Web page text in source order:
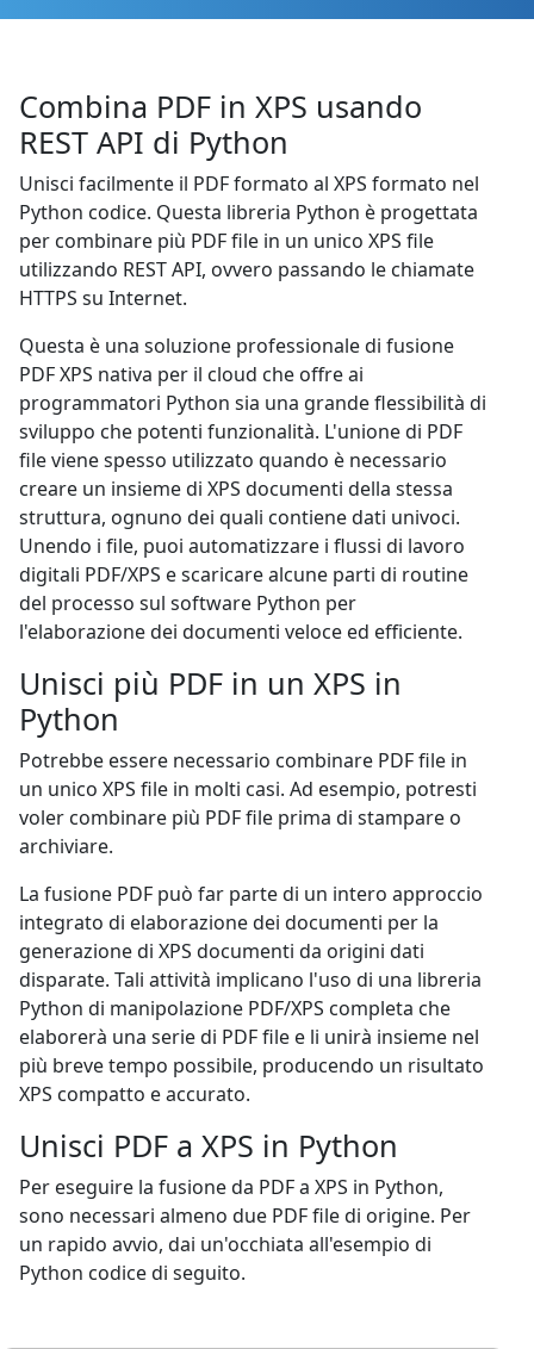
Combina PDF in XPS usando
REST API di Python
Unisci facilmente il PDF formato al XPS formato nel
Python codice. Questa libreria Python è progettata
per combinare più PDF file in un unico XPS file
utilizzando REST API, ovvero passando le chiamate
HTTPS su Internet.
Questa è una soluzione professionale di fusione
PDF XPS nativa per il cloud che offre ai
programmatori Python sia una grande flessibilità di
sviluppo che potenti funzionalità. L'unione di PDF
file viene spesso utilizzato quando è necessario
creare un insieme di XPS documenti della stessa
struttura, ognuno dei quali contiene dati univoci.
Unendo i file, puoi automatizzare i flussi di lavoro
digitali PDF/XPS e scaricare alcune parti di routine
del processo sul software Python per
l'elaborazione dei documenti veloce ed efficiente.
Unisci più PDF in un XPS in
Python
Potrebbe essere necessario combinare PDF file in
un unico XPS file in molti casi. Ad esempio, potresti
voler combinare più PDF file prima di stampare o
archiviare.
La fusione PDF può far parte di un intero approccio
integrato di elaborazione dei documenti per la
generazione di XPS documenti da origini dati
disparate. Tali attività implicano l'uso di una libreria
Python di manipolazione PDF/XPS completa che
elaborerà una serie di PDF file e li unirà insieme nel
più breve tempo possibile, producendo un risultato
XPS compatto e accurato.
Unisci PDF a XPS in Python
Per eseguire la fusione da PDF a XPS in Python,
sono necessari almeno due PDF file di origine. Per
un rapido avvio, dai un'occhiata all'esempio di
Python codice di seguito.